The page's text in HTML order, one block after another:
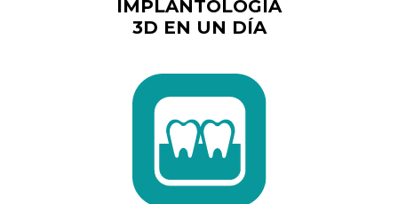
IMPLANTOLOGÍA
3D EN UN DÍA